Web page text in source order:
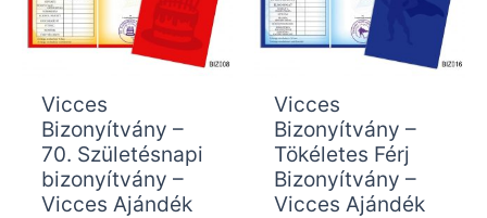
Vicces
Bizonyítvány –
70. Születésnapi
bizonyítvány –
Vicces Ajándék
Vicces
Bizonyítvány –
Tökéletes Férj
Bizonyítvány –
Vicces Ajándék